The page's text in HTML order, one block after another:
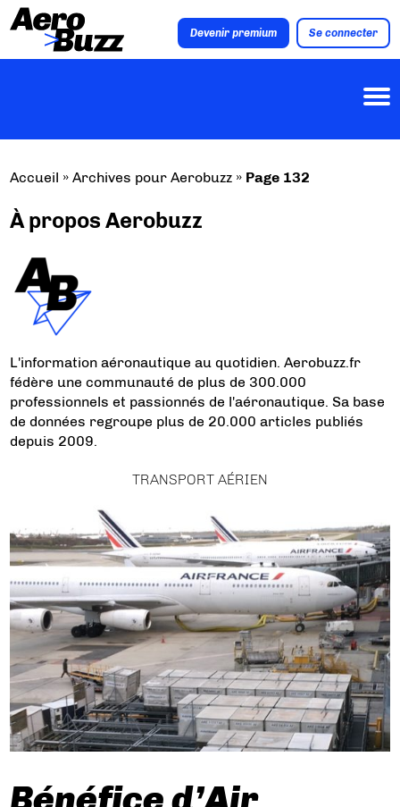
Devenir premium Se connecter
Accueil »Archives pour Aerobuzz » Page 132
À propos Aerobuzz
L'information aéronautique au quotidien. Aerobuzz.fr
fédère une communauté de plus de 300.000
professionnels et passionnés de l'aéronautique. Sa base
de données regroupe plus de 20.000 articles publiés
depuis 2009.
TRANSPORT AÉRIEN